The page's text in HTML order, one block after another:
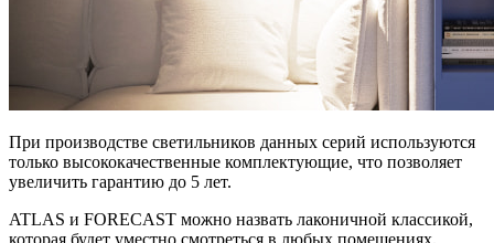
При производстве светильников данных серий используются
только высококачественные комплектующие, что позволяет
увеличить гарантию до 5 лет.
ATLAS и FORECAST можно назвать лаконичной классикой,
которая будет уместно смотреться в любых помещениях.